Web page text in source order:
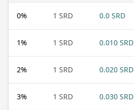
0% 1 SRD 0.0 SRD
1% 1 SRD 0.010 SRD
2% 1 SRD 0.020 SRD
3% 1 SRD 0.030 SRD